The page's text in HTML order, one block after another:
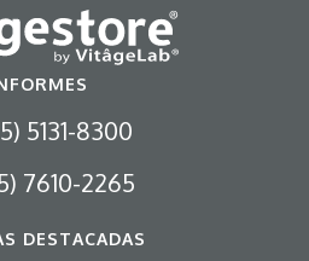
5131-8300
7610-2265
DESTACADAS